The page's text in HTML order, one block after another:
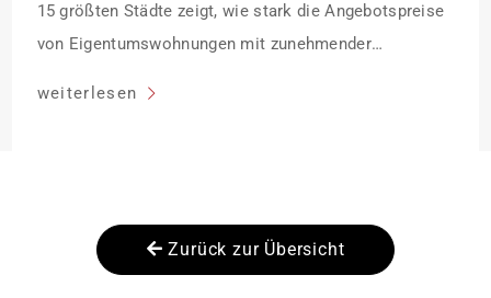
15 größten Städte zeigt, wie stark die Angebotspreise
von Eigentumswohnungen mit zunehmender
weiterlesen
Zurück zur Übersicht